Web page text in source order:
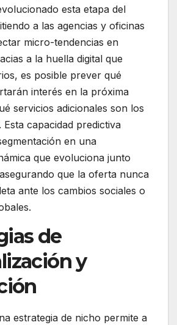
esta etapa del
a las agencias y oficinas
micro-tendencias en
a la huella digital que
es posible prever qué
interés en la próxima
servicios adicionales son los
Esta capacidad predictiva
en una
que evoluciona junto
que la oferta nunca
ante los cambios sociales o
de
y
estrategia de nicho permite a